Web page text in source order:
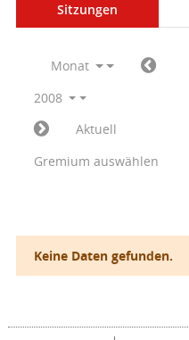
Sitzungen
Monat
2008
Aktuell
Gremium auswählen
Keine Daten gefunden.